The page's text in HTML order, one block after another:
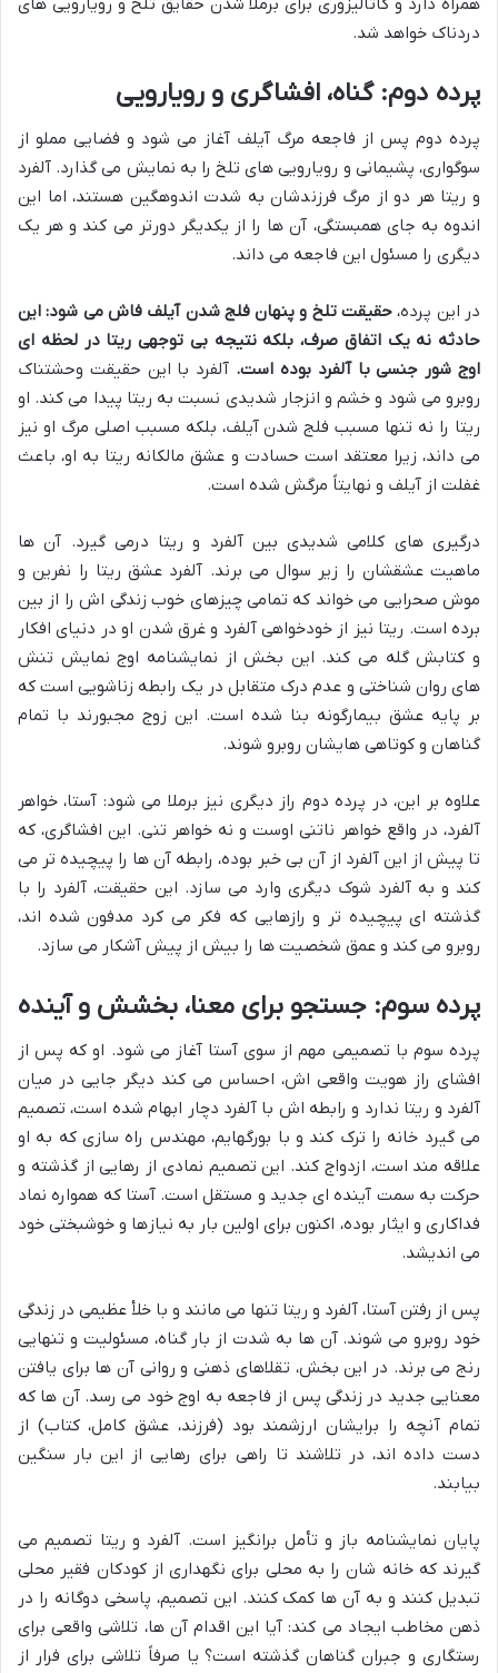
همراه دارد و کاتالیزوری برای برملا شدن حقایق تلخ و رویارویی های
دردناک خواهد شد.
پرده دوم: گناه، افشاگری و رویارویی
پرده دوم پس از فاجعه مرگ آیلف آغاز می شود و فضایی مملو از
سوگواری، پشیمانی و رویارویی های تلخ را به نمایش می گذارد. آلفرد
و ریتا هر دو از مرگ فرزندشان به شدت اندوهگین هستند، اما این
اندوه به جای همبستگی، آن ها را از یکدیگر دورتر می کند و هر یک
دیگری را مسئول این فاجعه می داند.
در این پرده، حقیقت تلخ و پنهان فلج شدن آیلف فاش می شود: این
حادثه نه یک اتفاق صرف، بلکه نتیجه بی توجهی ریتا در لحظه ای
اوج شور جنسی با آلفرد بوده است. آلفرد با این حقیقت وحشتناک
روبرو می شود و خشم و انزجار شدیدی نسبت به ریتا پیدا می کند. او
ریتا را نه تنها مسبب فلج شدن آیلف، بلکه مسبب اصلی مرگ او نیز
می داند، زیرا معتقد است حسادت و عشق مالکانه ریتا به او، باعث
غفلت از آیلف و نهایتاً مرگش شده است.
درگیری های کلامی شدیدی بین آلفرد و ریتا درمی گیرد. آن ها
ماهیت عشقشان را زیر سوال می برند. آلفرد عشق ریتا را نفرین و
موش صحرایی می خواند که تمامی چیزهای خوب زندگی اش را از بین
برده است. ریتا نیز از خودخواهی آلفرد و غرق شدن او در دنیای افکار
و کتابش گله می کند. این بخش از نمایشنامه اوج نمایش تنش
های روان شناختی و عدم درک متقابل در یک رابطه زناشویی است که
بر پایه عشق بیمارگونه بنا شده است. این زوج مجبورند با تمام
گناهان و کوتاهی هایشان روبرو شوند.
علاوه بر این، در پرده دوم راز دیگری نیز برملا می شود: آستا، خواهر
آلفرد، در واقع خواهر ناتنی اوست و نه خواهر تنی. این افشاگری، که
تا پیش از این آلفرد از آن بی خبر بوده، رابطه آن ها را پیچیده تر می
کند و به آلفرد شوک دیگری وارد می سازد. این حقیقت، آلفرد را با
گذشته ای پیچیده تر و رازهایی که فکر می کرد مدفون شده اند،
روبرو می کند و عمق شخصیت ها را بیش از پیش آشکار می سازد.
پرده سوم: جستجو برای معنا، بخشش و آینده
پرده سوم با تصمیمی مهم از سوی آستا آغاز می شود. او که پس از
افشای راز هویت واقعی اش، احساس می کند دیگر جایی در میان
آلفرد و ریتا ندارد و رابطه اش با آلفرد دچار ابهام شده است، تصمیم
می گیرد خانه را ترک کند و با بورگهایم، مهندس راه سازی که به او
علاقه مند است، ازدواج کند. این تصمیم نمادی از رهایی از گذشته و
حرکت به سمت آینده ای جدید و مستقل است. آستا که همواره نماد
فداکاری و ایثار بوده، اکنون برای اولین بار به نیازها و خوشبختی خود
می اندیشد.
پس از رفتن آستا، آلفرد و ریتا تنها می مانند و با خلأ عظیمی در زندگی
خود روبرو می شوند. آن ها به شدت از بار گناه، مسئولیت و تنهایی
رنج می برند. در این بخش، تقلاهای ذهنی و روانی آن ها برای یافتن
معنایی جدید در زندگی پس از فاجعه به اوج خود می رسد. آن ها که
تمام آنچه را برایشان ارزشمند بود (فرزند، عشق کامل، کتاب) از
دست داده اند، در تلاشند تا راهی برای رهایی از این بار سنگین
بیابند.
پایان نمایشنامه باز و تأمل برانگیز است. آلفرد و ریتا تصمیم می
گیرند که خانه شان را به محلی برای نگهداری از کودکان فقیر محلی
تبدیل کنند و به آن ها کمک کنند. این تصمیم، پاسخی دوگانه را در
ذهن مخاطب ایجاد می کند: آیا این اقدام آن ها، تلاشی واقعی برای
رستگاری و جبران گناهان گذشته است؟ یا صرفاً تلاشی برای فرار از